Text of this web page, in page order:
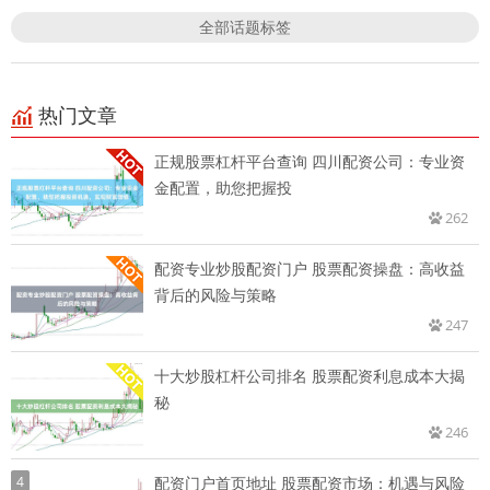
全部话题标签
热门文章
正规股票杠杆平台查询 四川配资公司：专业资
金配置，助您把握投
262
配资专业炒股配资门户 股票配资操盘：高收益
背后的风险与策略
247
十大炒股杠杆公司排名 股票配资利息成本大揭
秘
246
4 配资门户首页地址 股票配资市场：机遇与风险